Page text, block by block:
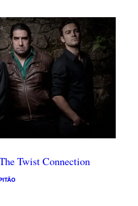
Twist Connection